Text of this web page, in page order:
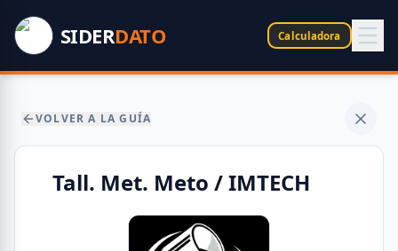
SIDERDATO Calculadora
VOLVER A LA GUÍA
Tall. Met. Meto / IMTECH